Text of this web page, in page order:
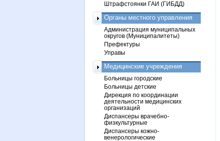
Штрафстоянки ГАИ (ГИБДД)
Органы местного управления
Администрация муниципальных
округов (Муниципалитеты)
Префектуры
Управы
Медицинские учреждения
Больницы городские
Больницы детские
Дирекция по координации
деятельности медицинских
организаций
Диспансеры врачебно-
физкультурные
Диспансеры кожно-
венерологические